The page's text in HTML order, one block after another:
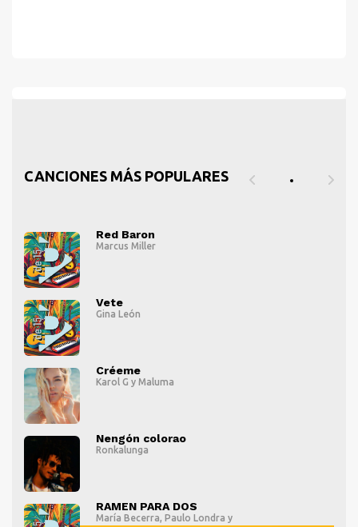
CANCIONES MÁS POPULARES
Red Baron
Marcus Miller
Vete
Gina León
Créeme
Karol G y Maluma
Nengón colorao
Ronkalunga
RAMEN PARA DOS
María Becerra, Paulo Londra y